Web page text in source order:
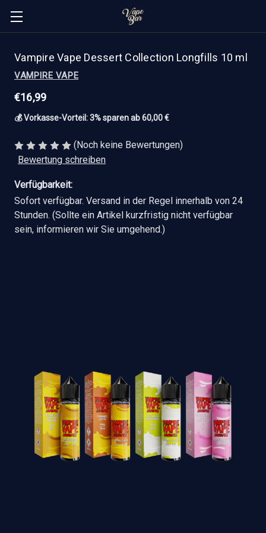
Vampire Vape Dessert Collection Longfills 10 ml
VAMPIRE VAPE
€16,99
💰 Vorkasse-Vorteil: 3% sparen ab 60,00 €
(Noch keine Bewertungen)
Bewertung schreiben
Verfügbarkeit:
Sofort verfügbar. Versand in der Regel innerhalb von 24
Stunden. (Sollte ein Artikel kurzfristig nicht verfügbar
sein, informieren wir Sie umgehend.)